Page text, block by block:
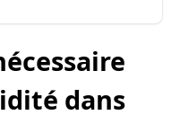
dans